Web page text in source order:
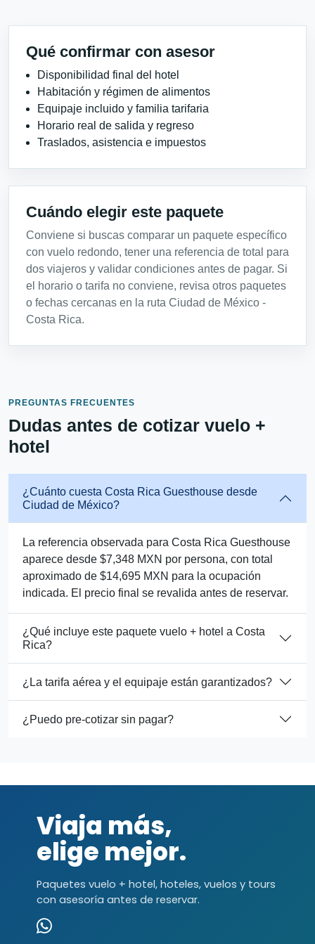
Qué confirmar con asesor
Disponibilidad final del hotel
Habitación y régimen de alimentos
Equipaje incluido y familia tarifaria
Horario real de salida y regreso
Traslados, asistencia e impuestos
Cuándo elegir este paquete
Conviene si buscas comparar un paquete específico
con vuelo redondo, tener una referencia de total para
dos viajeros y validar condiciones antes de pagar. Si
el horario o tarifa no conviene, revisa otros paquetes
o fechas cercanas en la ruta Ciudad de México -
Costa Rica.
PREGUNTAS FRECUENTES
Dudas antes de cotizar vuelo +
hotel
¿Cuánto cuesta Costa Rica Guesthouse desde
Ciudad de México?
La referencia observada para Costa Rica Guesthouse
aparece desde $7,348 MXN por persona, con total
aproximado de $14,695 MXN para la ocupación
indicada. El precio final se revalida antes de reservar.
¿Qué incluye este paquete vuelo + hotel a Costa
Rica?
¿La tarifa aérea y el equipaje están garantizados?
¿Puedo pre-cotizar sin pagar?
Viaja más,
elige mejor.
Paquetes vuelo + hotel, hoteles, vuelos y tours
con asesoría antes de reservar.